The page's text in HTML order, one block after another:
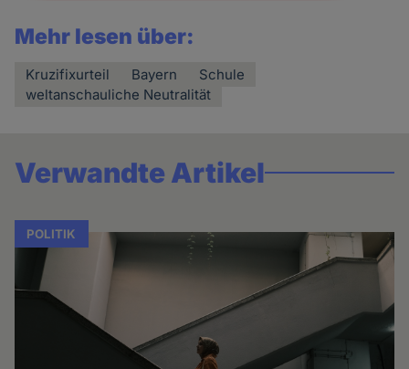
Mehr lesen über:
Kruzifixurteil Bayern
Schule
weltanschauliche Neutralität
Verwandte Artikel
POLITIK